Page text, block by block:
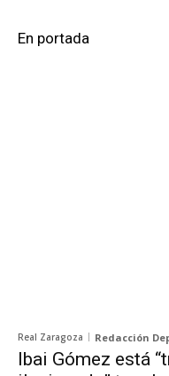
En portada
Real Zaragoza Redacción
Ibai Gómez está